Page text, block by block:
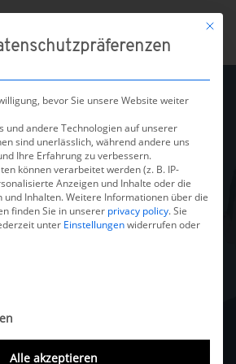
Sie
mit
auf
konkreten Plan für Ihr
Mit
bevor Sie unsere Website weiter
und andere Technologien auf unserer
sind unerlässlich, während andere uns
Ihre Erfahrung zu verbessern.
können verarbeitet werden (z. B. IP-
Anzeigen und Inhalte oder die
und Inhalten.Weitere Informationen über die
finden Sie in unserer privacy policy.Sie
unter Einstellungenwiderrufen oder
Service-Gruppen, für die eine
Alle akzeptieren